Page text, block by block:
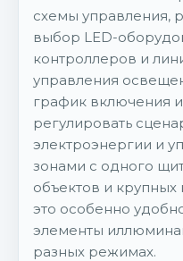
схемы управления,
выбор LED-
контроллеров и
управления
график включения
регулировать
электроэнергии и
зонами с одного
объектов и
это особенно
элементы
разных режимах.